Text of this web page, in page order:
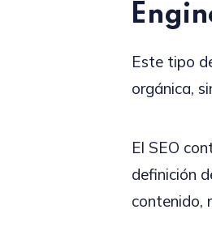
Este tipo
orgánica,
El SEO
definición
contenido,